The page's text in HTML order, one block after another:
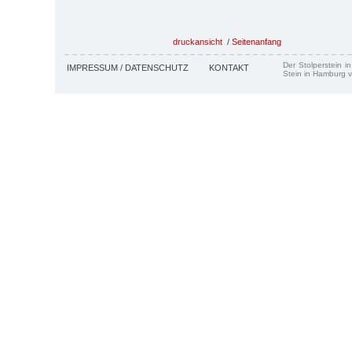
druckansicht / Seitenanfang
IMPRESSUM / DATENSCHUTZ KONTAKT
Der Stolperstein
Stein in Hamburg